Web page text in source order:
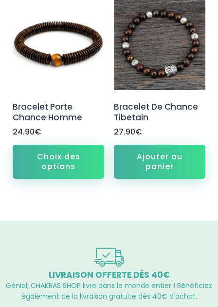
Bracelet Porte
Chance Homme
24.90€
Choix des
options
Bracelet De Chance
Tibetain
27.90€
Ajouter au
panier
LIVRAISON OFFERTE DÈS 40€
Génial, CHAKRAS SHOP livre dans le monde entier ! Bénéficiez
également de la livraison gratuite dès 40€ d’achat.